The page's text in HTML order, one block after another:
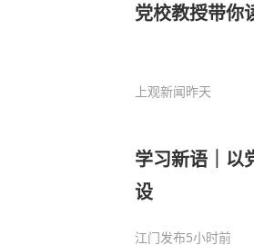
党校教授带你
上观新闻昨天
学习新语｜以
设
江门发布5小时前